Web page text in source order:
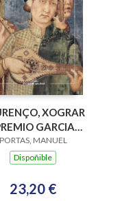
XOGRAR
GARCIA
BARROS 2015)
PORTAS, MANUEL
Dispoñible
23,20 €